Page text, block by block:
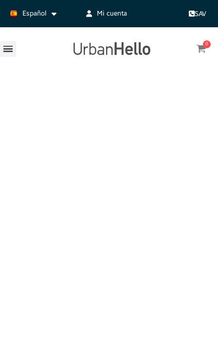
Español Mi cuenta SAV